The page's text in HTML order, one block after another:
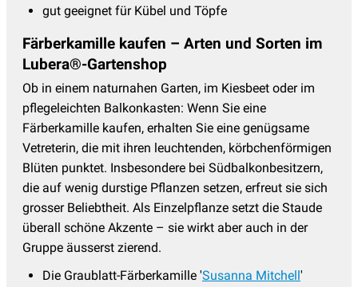
Saxifraga - Steinbrech
Schafgarbe(15)
Schleierkraut
Schleifenblume
(3)
Silberkerzen(7)
Skabiose(7)
Sonnenauge - Heliopsis(3)
Sonnenbraut - Helenium(17)
Sonnenhut - Rudbeckia
Sonnenröschen - Helianthemum (13)
gut geeignet für Kübel und Töpfe
Färberkamille kaufen – Arten und Sorten im
Lubera®-Gartenshop
Ob in einem naturnahen Garten, im Kiesbeet oder im
pflegeleichten Balkonkasten: Wenn Sie eine
Färberkamille kaufen, erhalten Sie eine genügsame
Vetreterin, die mit ihren leuchtenden, körbchenförmigen
Blüten punktet. Insbesondere bei Südbalkonbesitzern,
die auf wenig durstige Pflanzen setzen, erfreut sie sich
grosser Beliebtheit. Als Einzelpflanze setzt die Staude
überall schöne Akzente – sie wirkt aber auch in der
Gruppe äusserst zierend.
Die Graublatt-Färberkamille 'Susanna Mitchell '